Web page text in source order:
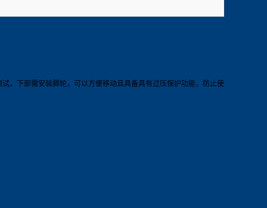
，下部需安装脚轮，可以方便移动且具备具有过压保护功能，防止使